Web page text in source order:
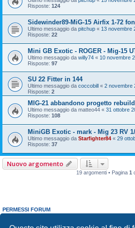
Risposte: 124
Sidewinder89-MiG-15 Airfix 1-72
Ultimo messaggio da pitchup « 13 novembre
Risposte: 22
Mini GB Exotic - ROGER - Mig-15
Ultimo messaggio da willy74 « 10 novembre
Risposte: 97
SU 22 Fitter in 144
Ultimo messaggio da coccobill « 2 novembre
Risposte: 2
MIG-21 abbandono progetto
Ultimo messaggio da matteo44 « 31 ottobre
Risposte: 108
MiniGB Exotic - mark - Mig 23 RV
Ultimo messaggio da Starfighter84 « 29
Risposte: 37
Nuovo argomento
19 argomenti • Pagina 1
PERMESSI FORUM
Non puoirispondere negli argomenti